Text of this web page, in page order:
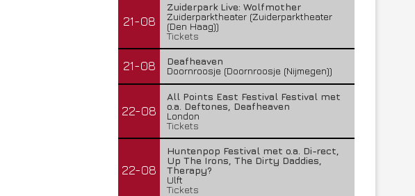
21-08
Zuiderpark Live: Wolfmother
Zuiderparktheater (Zuiderparktheater
(Den Haag))
Tickets
21-08
Deafheaven
Doornroosje (Doornroosje (Nijmegen))
22-08
All Points East Festival Festival met
o.a. Deftones, Deafheaven
London
Tickets
22-08
Huntenpop Festival met o.a. Di-rect,
Up The Irons, The Dirty Daddies,
Therapy?
Ulft
Tickets